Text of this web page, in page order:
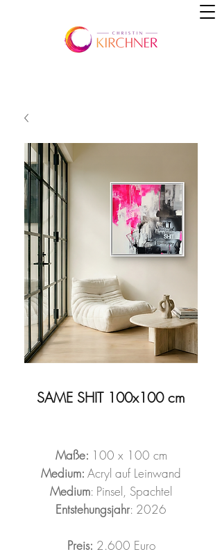
SAME SHIT 100x100 cm
Maße: 100 x 100 cm
Medium: Acryl auf Leinwand
Medium: Pinsel, Spachtel
Entstehungsjahr: 2026
Preis: 2.600 Euro